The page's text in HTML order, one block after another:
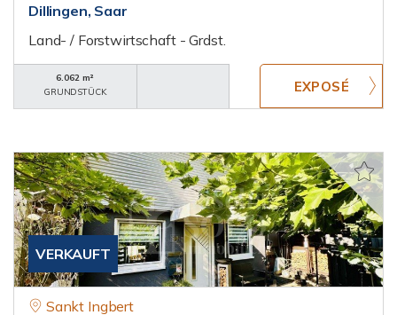
Dillingen, Saar
Land- / Forstwirtschaft - Grdst.
6.062 m²
GRUNDSTÜCK
VERKAUFT
Sankt Ingbert